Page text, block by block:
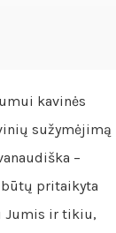
kavinės
sužymėjimą
–
būtų pritaikyta
Jumis ir tikiu,